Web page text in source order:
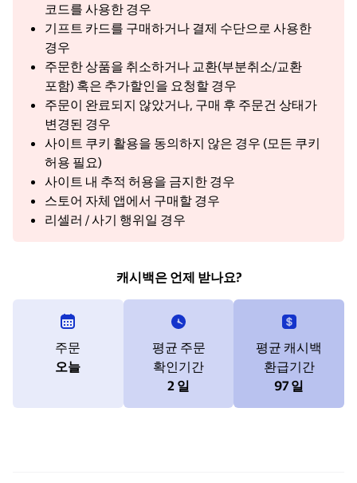
코드를 사용한 경우
기프트 카드를 구매하거나 결제 수단으로 사용한
경우
주문한 상품을 취소하거나 교환(부분취소/교환
포함) 혹은 추가할인을 요청할 경우
주문이 완료되지 않았거나, 구매 후 주문건 상태가
변경된 경우
사이트 쿠키 활용을 동의하지 않은 경우 (모든 쿠키
허용 필요)
사이트 내 추적 허용을 금지한 경우
스토어 자체 앱에서 구매할 경우
리셀러 / 사기 행위일 경우
캐시백은 언제 받나요?
주문
오늘
평균 주문
확인기간
2 일
평균 캐시백
환급기간
97 일